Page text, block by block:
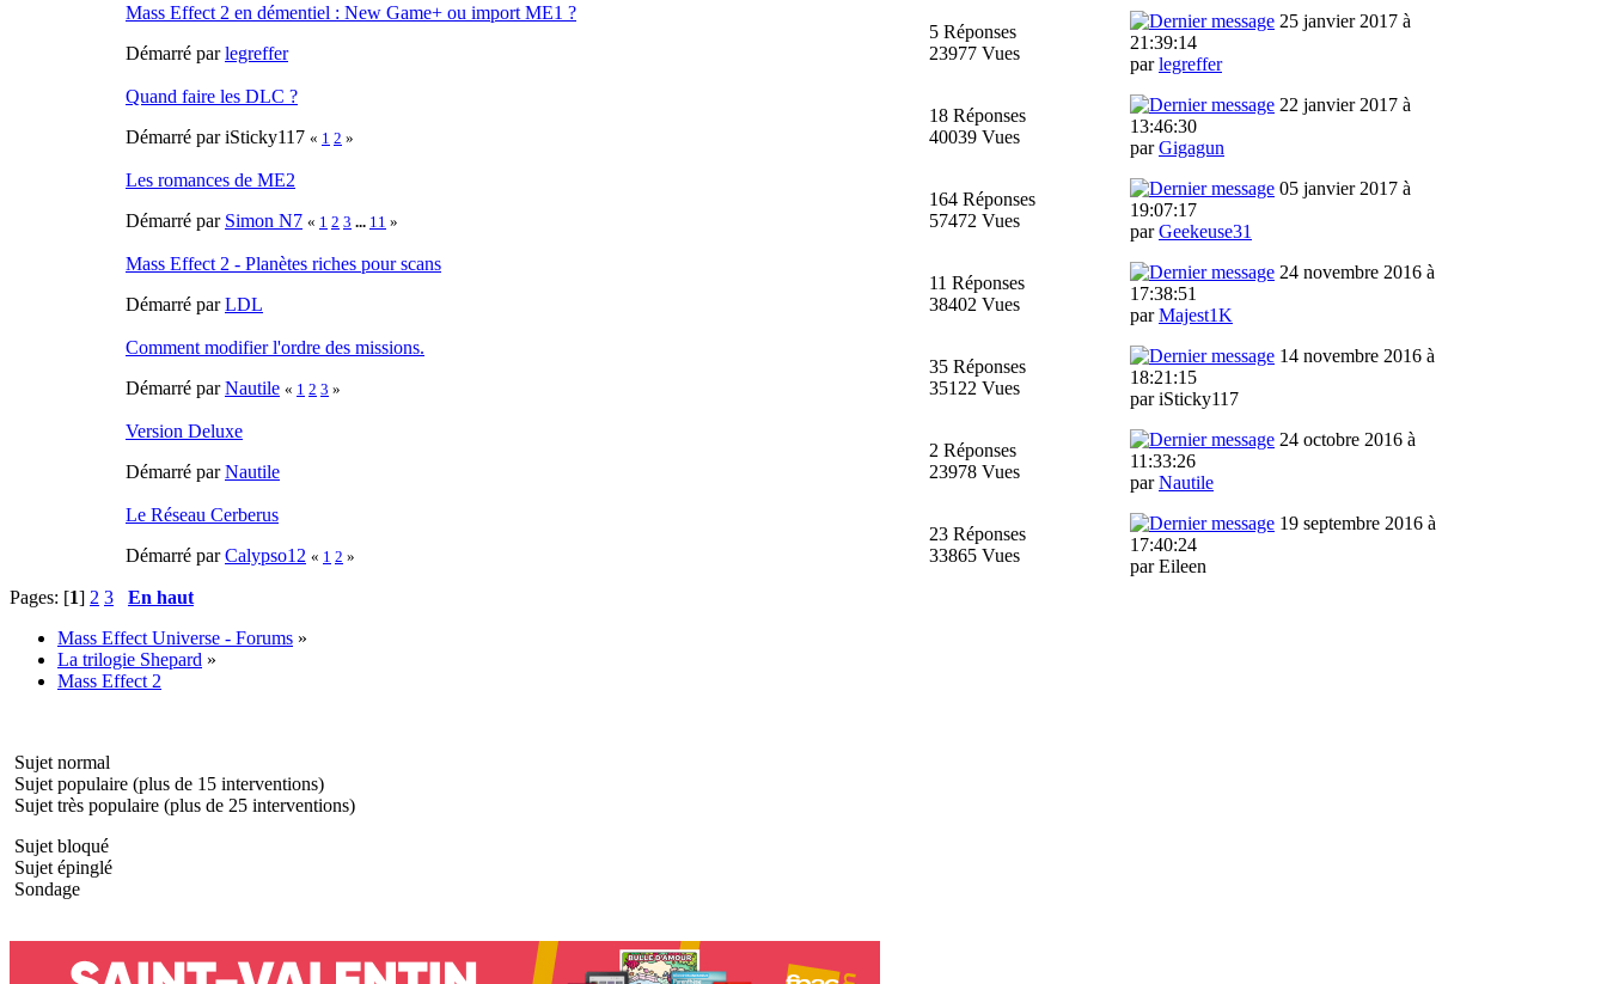
Mass Effect 2 en démentiel : New Game+ ou import ME1 ?
Démarré parlegreffer
5 Réponses
23977 Vues
25 janvier 2017 à
21:39:14
parlegreffer
Quand faire les DLC ?
Démarré par iSticky117 « 1 2 »
18 Réponses
40039 Vues
22 janvier 2017 à
13:46:30
parGigagun
Les romances de ME2
Démarré par Simon N7 « 1 2 3 ... 11 »
164 Réponses
57472 Vues
05 janvier 2017 à
19:07:17
parGeekeuse31
Mass Effect 2 - Planètes riches pour scans
Démarré parLDL
11 Réponses
38402 Vues
24 novembre 2016 à
17:38:51
parMajest1K
Comment modifier l'ordre des missions.
Démarré parNautile « 1 2 3 »
35 Réponses
35122 Vues
14 novembre 2016 à
18:21:15
par iSticky117
Version Deluxe
Démarré parNautile
2 Réponses
23978 Vues
24 octobre 2016 à
11:33:26
parNautile
Le Réseau Cerberus
Démarré parCalypso12 « 1 2 »
23 Réponses
33865 Vues
19 septembre 2016 à
17:40:24
par Eileen
Pages: [1] 2 3
En haut
Mass Effect Universe - Forums »
La trilogie Shepard »
Mass Effect 2
Sujet normal
Sujet populaire (plus de 15 interventions)
Sujet très populaire (plus de 25 interventions)
Sujet bloqué
Sujet épinglé
Sondage